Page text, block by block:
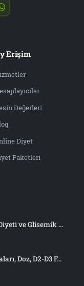
Erişim
Değerleri
Diyet
Paketleri
ve Glisemik ...
Doz, D2-D3 F...